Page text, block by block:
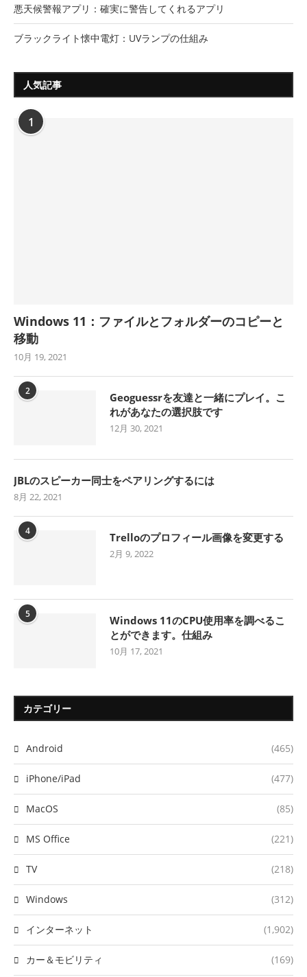
悪天候警報アプリ：確実に警告してくれるアプリ
ブラックライト懐中電灯：UVランプの仕組み
人気記事
1
Windows 11：ファイルとフォルダーのコピーと
移動
10月 19, 2021
2
Geoguessrを友達と一緒にプレイ。こ
れがあなたの選択肢です
12月 30, 2021
JBLのスピーカー同士をペアリングするには
8月 22, 2021
4 Trelloのプロフィール画像を変更する
2月 9, 2022
5
Windows 11のCPU使用率を調べるこ
とができます。仕組み
10月 17, 2021
カテゴリー
Android (465)
iPhone/iPad (477)
MacOS (85)
MS Office (221)
TV (218)
Windows (312)
インターネット (1,902)
カー＆モビリティ (169)